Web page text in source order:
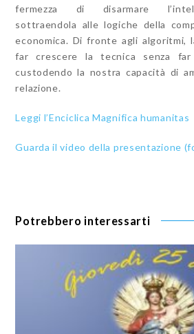
fermezza di disarmare
sottraendola alle logiche della
economica. Di fronte agli algoritmi,
far crescere la tecnica senza
custodendo la nostra capacità di
relazione.
Leggi l’Enciclica Magnifica humanitas
Guarda il video della presentazione
Potrebbero interessarti